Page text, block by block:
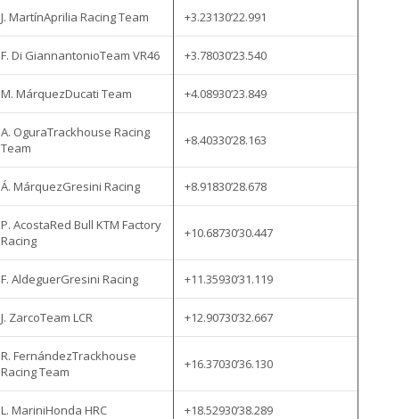
J. MartínAprilia Racing Team +3.23130’22.991
F. Di GiannantonioTeam VR46 +3.78030’23.540
M. MárquezDucati Team +4.08930’23.849
A. OguraTrackhouse Racing
Team
+8.40330’28.163
Á. MárquezGresini Racing +8.91830’28.678
P. AcostaRed Bull KTM Factory
Racing
+10.68730’30.447
F. AldeguerGresini Racing +11.35930’31.119
J. ZarcoTeam LCR +12.90730’32.667
R. FernándezTrackhouse
Racing Team
+16.37030’36.130
L. MariniHonda HRC +18.52930’38.289